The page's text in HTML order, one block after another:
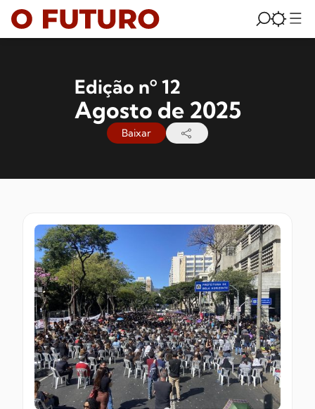
Edição nº 12
Agosto de 2025
Baixar